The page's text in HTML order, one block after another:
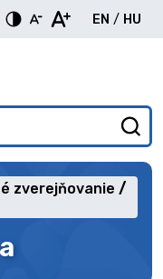
EN
English
/ HU
zverejňovanie